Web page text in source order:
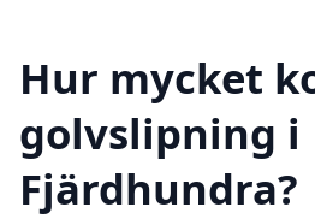
Hur mycket
golvslipning i
Fjärdhundra?